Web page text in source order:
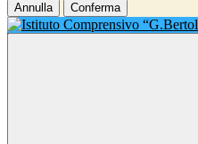
Annulla Conferma